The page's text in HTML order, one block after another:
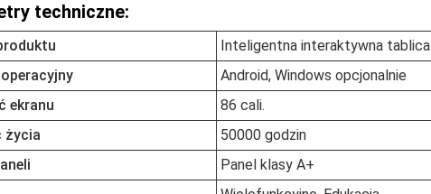
techniczne:
Inteligentna interaktywna tablica
Android, Windows opcjonalnie
ekranu
86 cali.
życia
50000 godzin
Panel klasy A+